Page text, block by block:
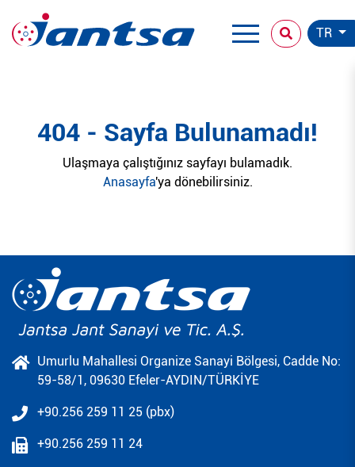
TR
404 - Sayfa Bulunamadı!
Ulaşmaya çalıştığınız sayfayı bulamadık.
Anasayfa'ya dönebilirsiniz.
Umurlu Mahallesi Organize Sanayi Bölgesi, Cadde No:
59-58/1, 09630 Efeler-AYDIN/TÜRKİYE
+90.256 259 11 25 (pbx)
+90.256 259 11 24